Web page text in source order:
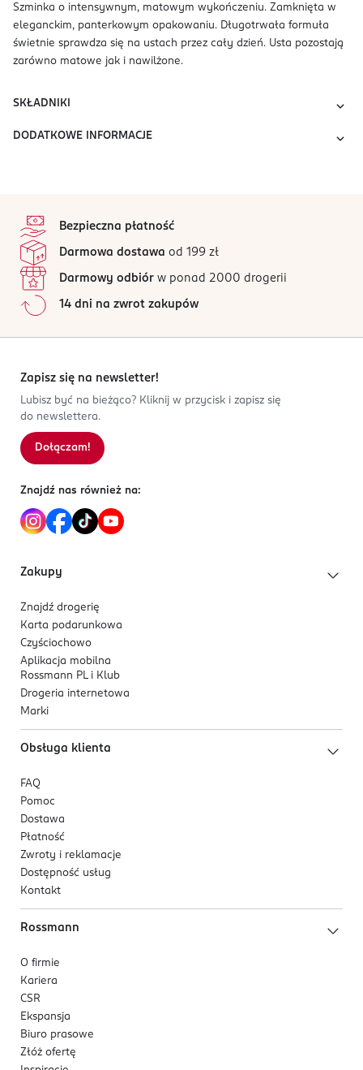
Szminka o intensywnym, matowym wykończeniu. Zamknięta w
eleganckim, panterkowym opakowaniu. Długotrwała formuła
świetnie sprawdza się na ustach przez cały dzień. Usta pozostają
zarówno matowe jak i nawilżone.
SKŁADNIKI
DODATKOWE INFORMACJE
Bezpieczna płatność
Darmowa dostawa od 199 zł
Darmowy odbiór w ponad 2000 drogerii
14 dni na zwrot zakupów
Zapisz się na newsletter!
Lubisz być na bieżąco? Kliknij w przycisk i zapisz się
do newslettera.
Dołączam!
Znajdź nas również na:
Zakupy
Znajdź drogerię
Karta podarunkowa
Czyściochowo
Aplikacja mobilna
Rossmann PL i Klub
Drogeria internetowa
Marki
Obsługa klienta
FAQ
Pomoc
Dostawa
Płatność
Zwroty i reklamacje
Dostępność usług
Kontakt
Rossmann
O firmie
Kariera
CSR
Ekspansja
Biuro prasowe
Złóż ofertę